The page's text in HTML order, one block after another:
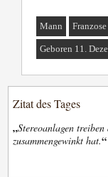
Mann Franzose
Geboren 11.
Zitat des Tages
„Stereoanlagen
zusammengewinkt hat.“